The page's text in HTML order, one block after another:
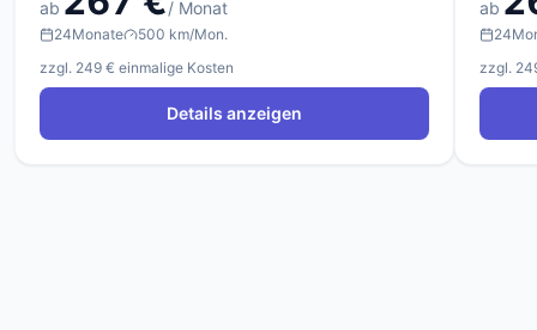
ab / Monat
24Monate
500 km/Mon.
zzgl. 249 € einmalige Kosten
Details anzeigen
ab
24
zzgl.